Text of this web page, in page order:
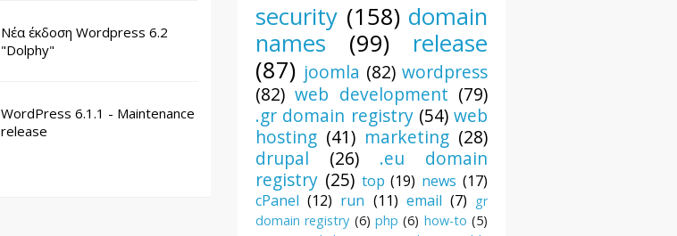
Νέα έκδοση Wordpress 6.2
"Dolphy"
WordPress 6.1.1 - Maintenance
release
security (158) domain
names
(99)
release
(87) joomla (82) wordpress
(82) web development (79)
.gr domain registry (54) web
hosting (41) marketing (28)
drupal
(26)
.eu domain
registry (25) top (19) news (17)
cPanel (12) run (11) email (7) gr
domain registry (6) php (6) how-to (5)